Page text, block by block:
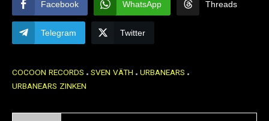
Facebook WhatsApp Threads
Telegram Twitter
COCOON RECORDS SVEN VÄTH URBANEARS
URBANEARS ZINKEN